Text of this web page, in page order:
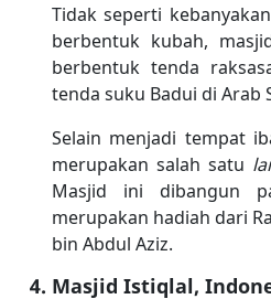
Tidak seperti
berbentuk kubah,
berbentuk tenda
tenda suku Badui di Arab
Selain menjadi tempat
merupakan salah satu
Masjid ini dibangun
merupakan hadiah dari
bin Abdul Aziz.
Masjid Istiqlal,